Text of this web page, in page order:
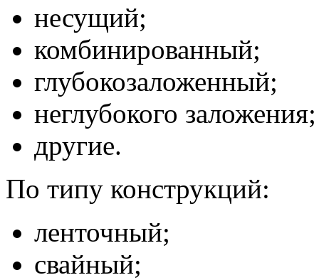
несущий;
комбинированный;
глубокозаложенный;
неглубокого заложения;
другие.
По типу конструкций:
ленточный;
свайный;